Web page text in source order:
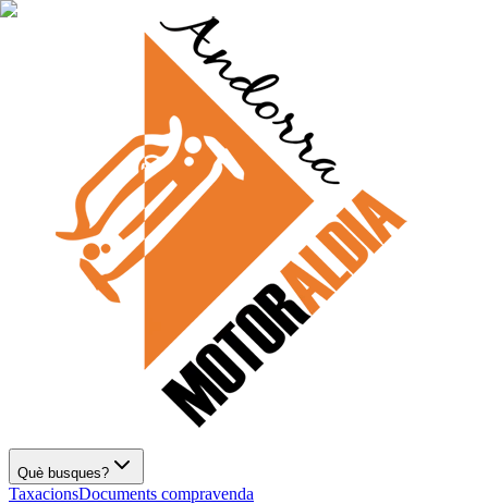
Què busques?
TaxacionsDocuments compravenda